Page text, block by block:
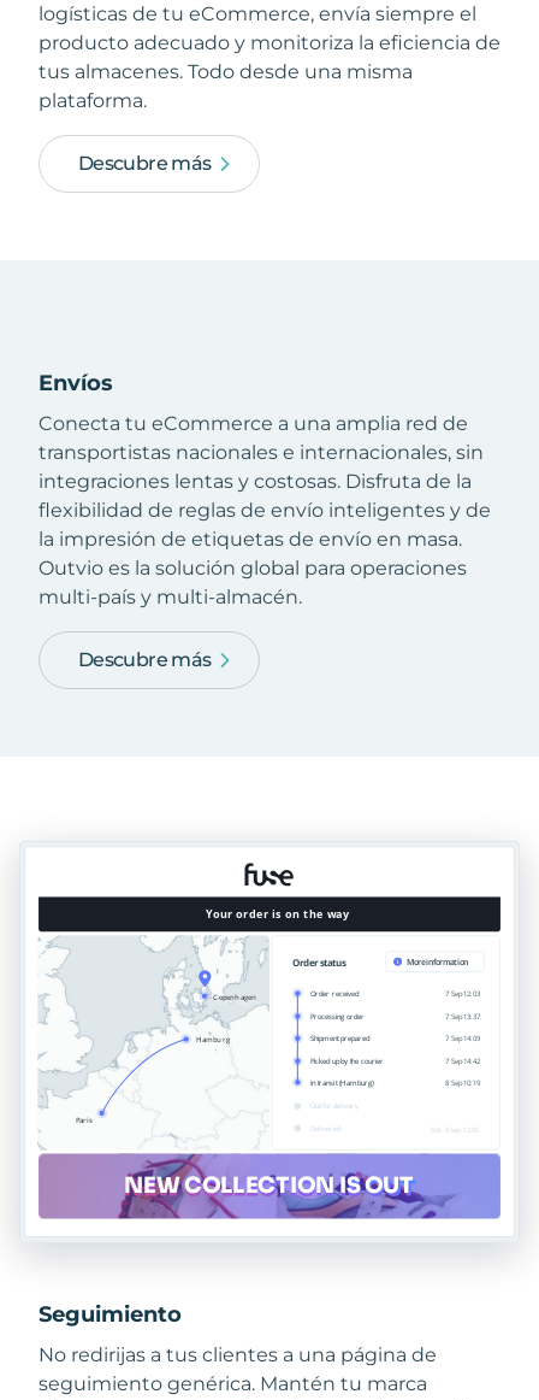
logísticas de tu eCommerce, envía siempre el
producto adecuado y monitoriza la eficiencia de
tus almacenes. Todo desde una misma
plataforma.
Descubre más
Envíos
Conecta tu eCommerce a una amplia red de
transportistas nacionales e internacionales, sin
integraciones lentas y costosas. Disfruta de la
flexibilidad de reglas de envío inteligentes y de
la impresión de etiquetas de envío en masa.
Outvio es la solución global para operaciones
multi-país y multi-almacén.
Descubre más
Seguimiento
No redirijas a tus clientes a una página de
seguimiento genérica. Mantén tu marca